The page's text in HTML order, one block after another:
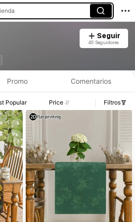
Seguir
45 Seguidores
Promo Comentarios
Popular Price Filtros